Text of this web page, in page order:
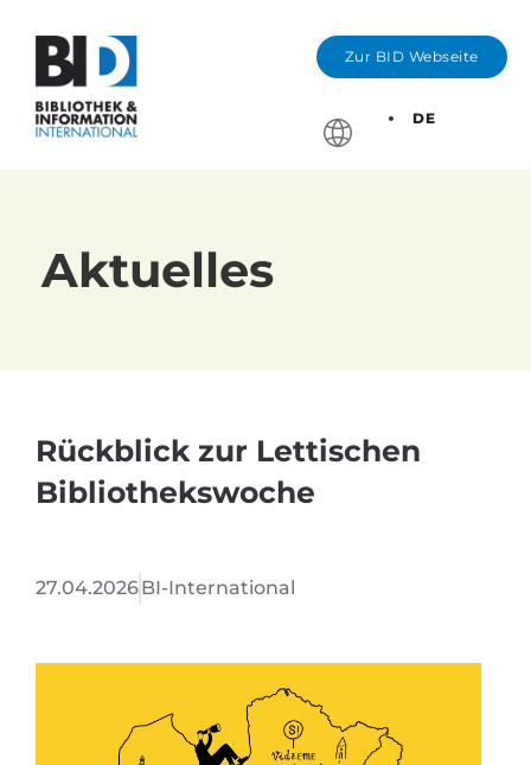
Zur BID Webseite
DE
Aktuelles
Rückblick zur Lettischen
Bibliothekswoche
27.04.2026BI-International